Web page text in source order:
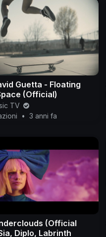
Guetta - Floating
(Official)
TV
• 3 anni fa
(Official
Diplo, Labrinth